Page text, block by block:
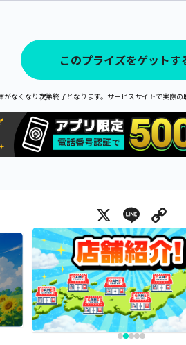
このプライズをゲットす
なくなり次第終了となります。サービスサイトで実際の
X Line